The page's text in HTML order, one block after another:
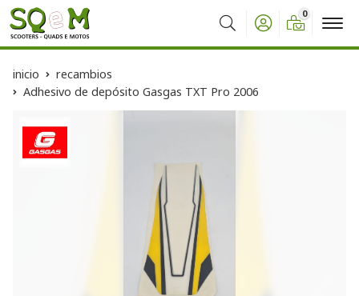
Buscar
0
inicio
recambios
Adhesivo de depósito Gasgas TXT Pro 2006